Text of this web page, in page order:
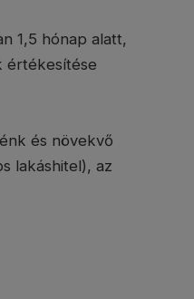
1,5 hónap alatt,
értékesítése
és növekvő
lakáshitel), az